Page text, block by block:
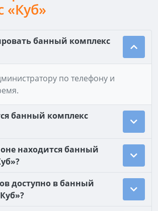
«Куб»
банный комплекс
по телефону и
банный комплекс
находится банный
доступно в банный